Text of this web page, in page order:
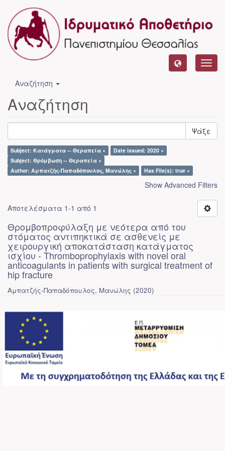
Αναζήτηση
Αναζήτηση
Ψάξε
Subject: Κατάγματα -- Θεραπεία ×
Date issued: 2020 ×
Subject: Θρόμβωση -- Θεραπεία ×
Author: Αμπατζής-Παπαδόπουλος, Μανώλης ×
Has File(s): true ×
Show Advanced Filters
Αποτελέσματα 1-1 από 1
Θρομβοπροφύλαξη με νεότερα από του
στόματος αντιπηκτικά σε ασθενείς με
χειρουργική αποκατάσταση κατάγματος
ισχίου - Thromboprophylaxis with novel oral
anticoagulants in patients with surgical treatment of
hip fracture
Αμπατζής-Παπαδόπουλος, Μανώλης (2020)